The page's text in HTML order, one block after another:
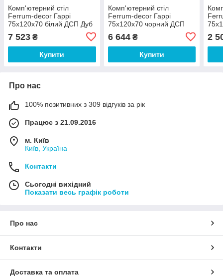
Комп'ютерний стіл
Ferrum-decor Гаррі
75x120x70 білий ДСП Дуб
Сан-Марино 32мм (FRD-
101009)
7 523 ₴
Купити
Комп'ютерний стіл
Ferrum-decor Гаррі
75x120x70 чорний ДСП
(FRD-103554)
6 644₴
Купити
2
Про нас
100% позитивних з 309 відгуків за рік
Працює з 21.09.2016
м. Київ
Київ, Україна
Контакти
Сьогодні вихідний
Показати весь графік роботи
Про нас
Контакти
Доставка та оплата